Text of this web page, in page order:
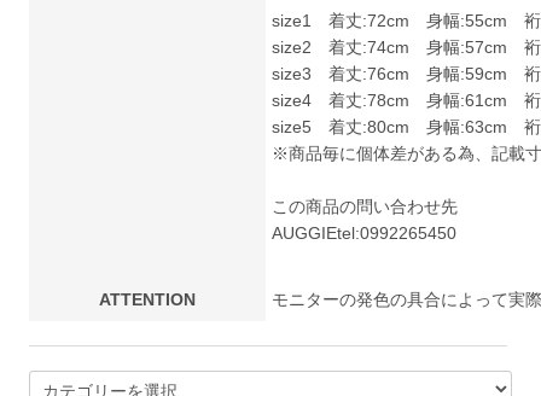
size1 着丈:72cm 身幅:55cm 裄
size2 着丈:74cm 身幅:57cm 裄
size3 着丈:76cm 身幅:59cm 裄
size4 着丈:78cm 身幅:61cm 裄
size5 着丈:80cm 身幅:63cm 裄
※商品毎に個体差がある為、記載
この商品の問い合わせ先
AUGGIEtel:0992265450
ATTENTION モニターの発色の具合によって実